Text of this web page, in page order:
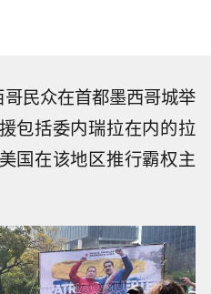
民众在首都墨西哥城举
包括委内瑞拉在内的拉
国在该地区推行霸权主